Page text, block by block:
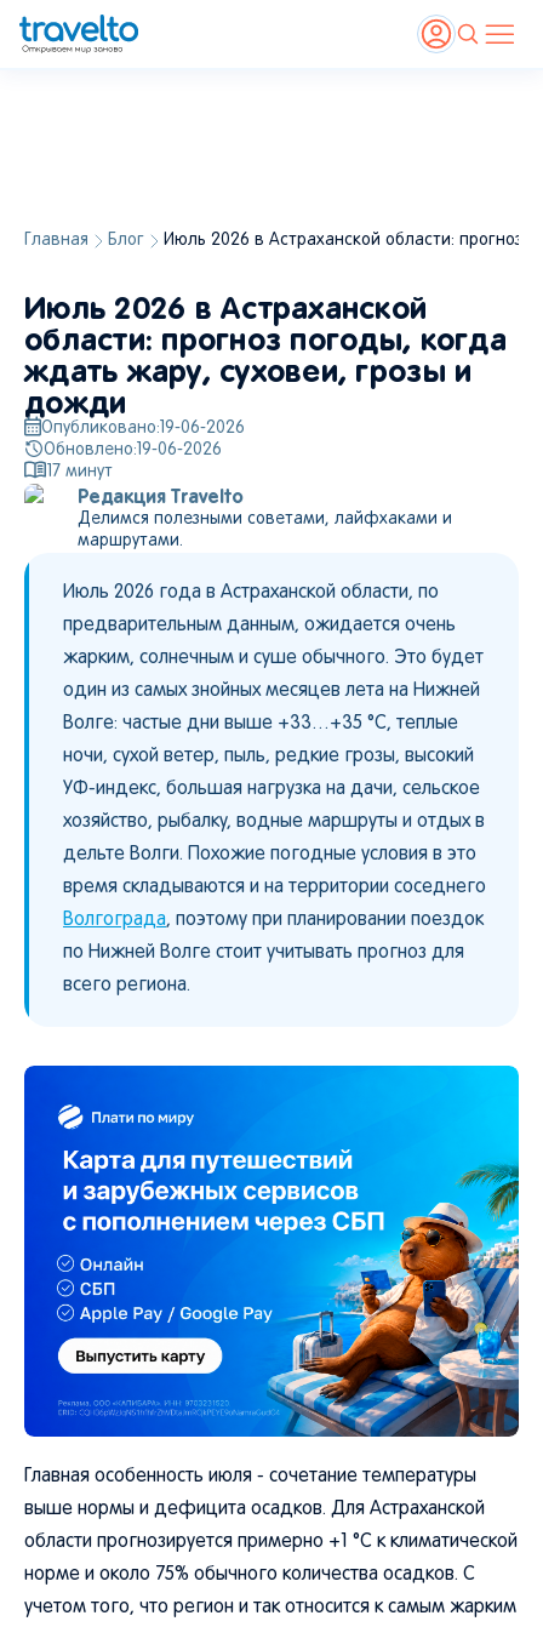
Главная Блог Июль 2026 в Астраханской области: прогноз
Июль 2026 в Астраханской
области: прогноз погоды, когда
ждать жару, суховеи, грозы и
дожди
Опубликовано: 19-06-2026
Обновлено: 19-06-2026
17 минут
Редакция Travelto
Делимся полезными советами, лайфхаками и
маршрутами.
Июль 2026 года в Астраханской области, по
предварительным данным, ожидается очень
жарким, солнечным и суше обычного. Это будет
один из самых знойных месяцев лета на Нижней
Волге: частые дни выше +33…+35 °C, теплые
ночи, сухой ветер, пыль, редкие грозы, высокий
УФ-индекс, большая нагрузка на дачи, сельское
хозяйство, рыбалку, водные маршруты и отдых в
дельте Волги. Похожие погодные условия в это
время складываются и на территории соседнего
Волгограда, поэтому при планировании поездок
по Нижней Волге стоит учитывать прогноз для
всего региона.
Главная особенность июля - сочетание температуры
выше нормы и дефицита осадков. Для Астраханской
области прогнозируется примерно +1 °C к климатической
норме и около 75% обычного количества осадков. С
учетом того, что регион и так относится к самым жарким